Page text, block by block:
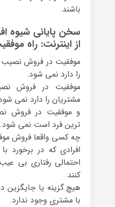
باشند.
سخن پایانی شیوه
از اینترنت: راه
موفقیت در فروش
را دارد نمی شود.
موفقیت در فروش
مشتریان را دارد نمی
و موفقیت در فروش
ترین فرد است نمی شود.
چه کسی واقعا فروش
افرادی که در برخورد
احتمالی رفتاری بی
کنند.
هیچ گزینه یا جایگزین
با مشتری وجود ندارد.